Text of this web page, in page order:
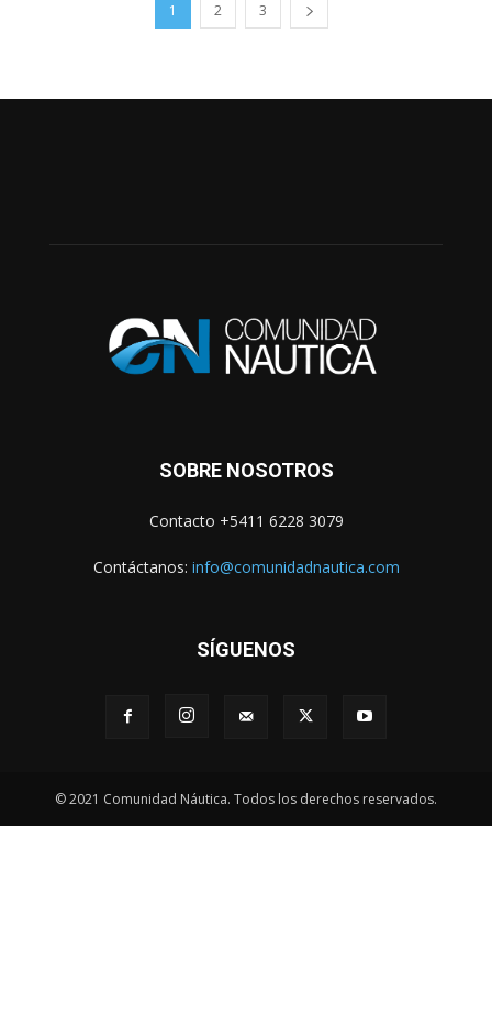
1 2 3
SOBRE NOSOTROS
Contacto +5411 6228 3079
Contáctanos: info@comunidadnautica.com
SÍGUENOS
© 2021 Comunidad Náutica. Todos los derechos reservados.